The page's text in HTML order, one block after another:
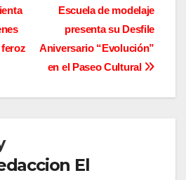
Escuela de modelaje
presenta su Desfile
Aniversario “Evolución”
en el Paseo Cultural
El